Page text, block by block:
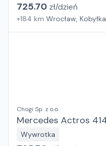
725.70 zł/dzień
+184 km Wrocław,
Chogi Sp. z o.o.
Mercedes Actros
Wywrotka